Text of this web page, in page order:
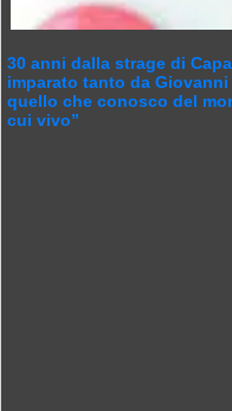
30 anni dalla strage di
imparato tanto da
quello che conosco del
cui vivo”